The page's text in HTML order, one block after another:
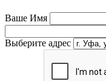
Ваше Имя
Выберите адрес